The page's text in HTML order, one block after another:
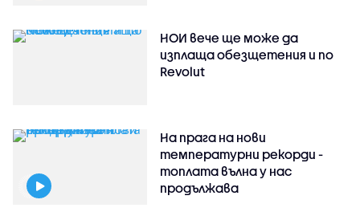
НОИ вече ще може да
изплаща обезщетения и по
Revolut
На прага на нови
температурни рекорди -
топлата вълна у нас
продължава